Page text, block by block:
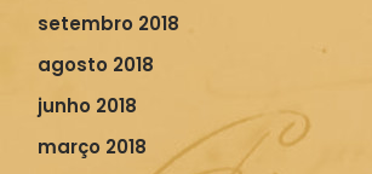
setembro 2018
agosto 2018
junho 2018
março 2018